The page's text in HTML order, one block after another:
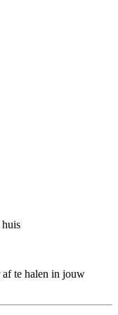
af te halen in jouw